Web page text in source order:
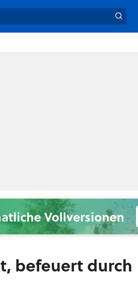
Vollversionen
befeuert durch